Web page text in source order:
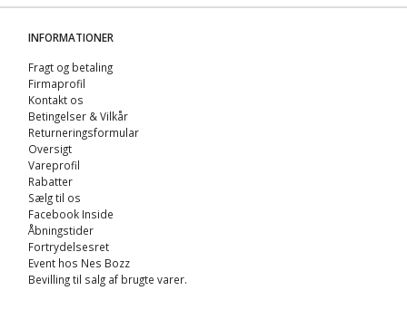
INFORMATIONER
Fragt og betaling
Firmaprofil
Kontakt os
Betingelser & Vilkår
Returneringsformular
Oversigt
Vareprofil
Rabatter
Sælg til os
Facebook Inside
Åbningstider
Fortrydelsesret
Event hos Nes Bozz
Bevilling til salg af brugte varer.